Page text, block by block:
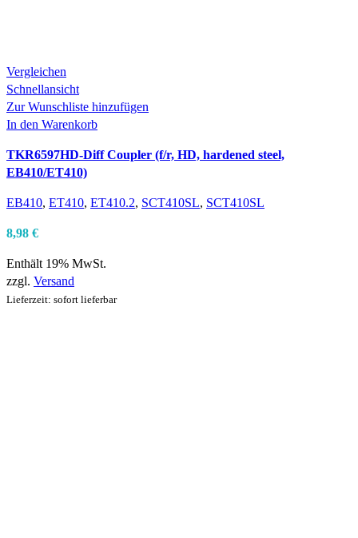
Vergleichen
Schnellansicht
Zur Wunschliste hinzufügen
In den Warenkorb
TKR6597HD-Diff Coupler (f/r, HD, hardened steel,
EB410/ET410)
EB410, ET410, ET410.2, SCT410SL, SCT410SL
8,98 €
Enthält 19% MwSt.
zzgl. Versand
Lieferzeit: sofort lieferbar